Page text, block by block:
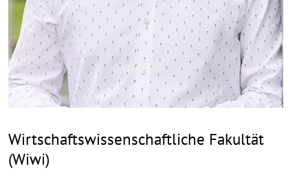
Wirtschaftswissenschaftliche Fakultät
(Wiwi)